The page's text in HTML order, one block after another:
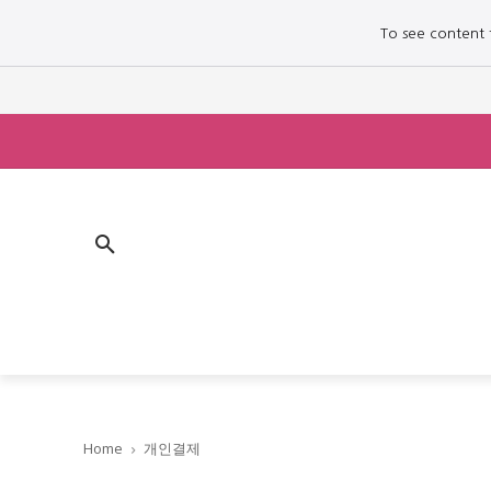
To see content
Home 개인결제